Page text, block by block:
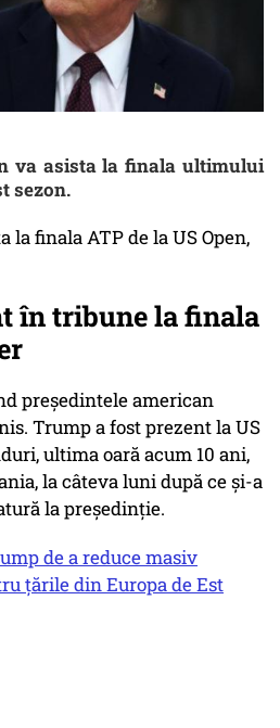
va asista la finala ultimului
sezon.
la finala ATP de la US Open,
în tribune la finala
președintele american
Trump a fost prezent la US
ultima oară acum 10 ani,
la câteva luni după ce și-a
la președinție.
de a reduce masiv
țările din Europa de Est